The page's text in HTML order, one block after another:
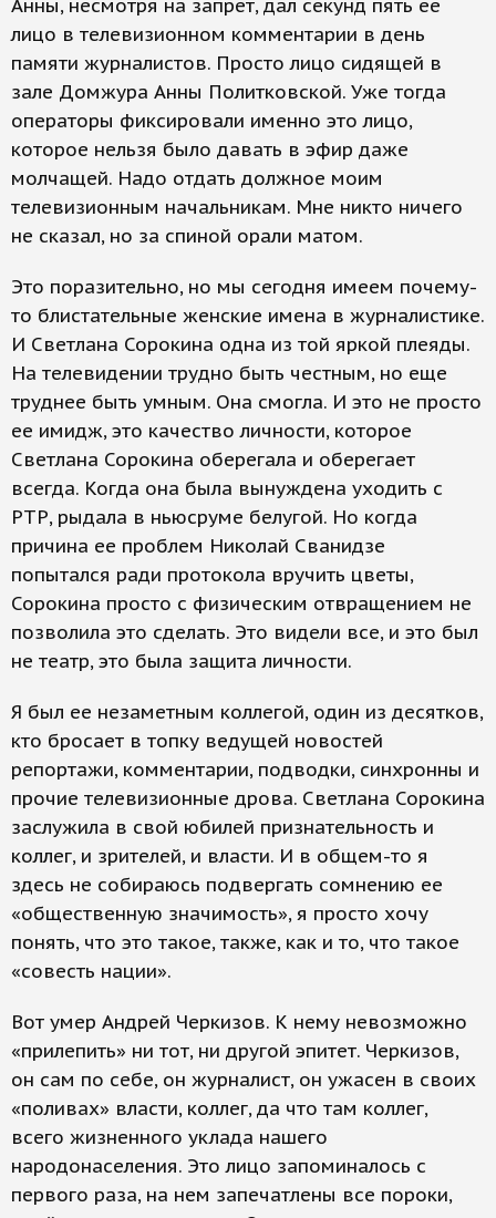
Анны, несмотря на запрет, дал секунд пять ее
лицо в телевизионном комментарии в день
памяти журналистов. Просто лицо сидящей в
зале Домжура Анны Политковской. Уже тогда
операторы фиксировали именно это лицо,
которое нельзя было давать в эфир даже
молчащей. Надо отдать должное моим
телевизионным начальникам. Мне никто ничего
не сказал, но за спиной орали матом.
Это поразительно, но мы сегодня имеем почему-
то блистательные женские имена в журналистике.
И Светлана Сорокина одна из той яркой плеяды.
На телевидении трудно быть честным, но еще
труднее быть умным. Она смогла. И это не просто
ее имидж, это качество личности, которое
Светлана Сорокина оберегала и оберегает
всегда. Когда она была вынуждена уходить с
РТР, рыдала в ньюсруме белугой. Но когда
причина ее проблем Николай Сванидзе
попытался ради протокола вручить цветы,
Сорокина просто с физическим отвращением не
позволила это сделать. Это видели все, и это был
не театр, это была защита личности.
Я был ее незаметным коллегой, один из десятков,
кто бросает в топку ведущей новостей
репортажи, комментарии, подводки, синхронны и
прочие телевизионные дрова. Светлана Сорокина
заслужила в свой юбилей признательность и
коллег, и зрителей, и власти. И в общем-то я
здесь не собираюсь подвергать сомнению ее
«общественную значимость», я просто хочу
понять, что это такое, также, как и то, что такое
«совесть нации».
Вот умер Андрей Черкизов. К нему невозможно
«прилепить» ни тот, ни другой эпитет. Черкизов,
он сам по себе, он журналист, он ужасен в своих
«поливах» власти, коллег, да что там коллег,
всего жизненного уклада нашего
народонаселения. Это лицо запоминалось с
первого раза, на нем запечатлены все пороки,